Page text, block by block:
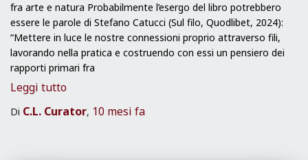
fra arte e natura Probabilmente l’esergo del libro potrebbero
essere le parole di Stefano Catucci (Sul filo, Quodlibet, 2024):
“Mettere in luce le nostre connessioni proprio attraverso fili,
lavorando nella pratica e costruendo con essi un pensiero dei
rapporti primari fra
Leggi tutto
Di C.L. Curator, 10 mesi fa